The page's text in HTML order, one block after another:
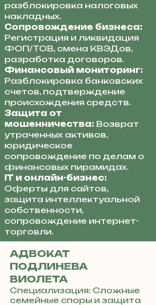
разблокировка налоговых
накладных.
Сопровождение бизнеса:
Регистрация и ликвидация
ФОП/ТОВ, смена КВЭДов,
разработка договоров.
Финансовый мониторинг:
Разблокировка банковских
счетов, подтверждение
происхождения средств.
Защита от
мошенничества: Возврат
утраченных активов,
юридическое
сопровождение по делам о
финансовых пирамидах.
IT и онлайн-бизнес:
Оферты для сайтов,
защита интеллектуальной
собственности,
сопровождение интернет-
торговли.
АДВОКАТ
ПОДЛИНЕВА
ВИОЛЕТА
Специализация: Сложные
семейные споры и защита